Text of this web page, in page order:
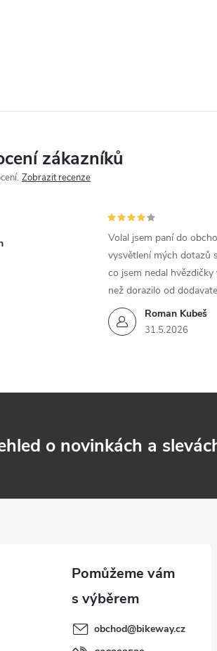
zákazníků
Zobrazit recenze
Roman Kubeš
31.5.2026
Volal jsem paní do
vysvětlení mých dotazů
co jsem nedal
než dorazilo od
o novinkách a
obchod@bikeway.cz